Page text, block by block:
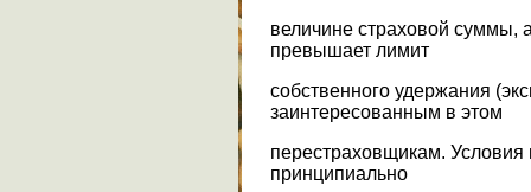
величине страховой суммы,
превышает лимит
собственного удержания
заинтересованным в этом
перестраховщикам. Условия
принципиально